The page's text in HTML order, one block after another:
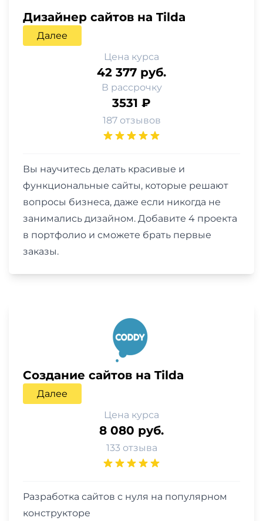
Дизайнер сайтов на Tilda
Далее
Цена курса
42 377 руб.
В рассрочку
3531 ₽
187 отзывов
Вы научитесь делать красивые и
функциональные сайты, которые решают
вопросы бизнеса, даже если никогда не
занимались дизайном. Добавите 4 проекта
в портфолио и сможете брать первые
заказы.
Создание сайтов на Tilda
Далее
Цена курса
8 080 руб.
133 отзыва
Разработка сайтов с нуля на популярном
конструкторе